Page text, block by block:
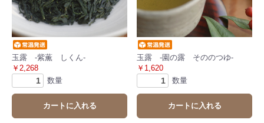
玉露 -紫薫 しくん-
￥2,268
数量
カートに入れる
玉露 -園の露 そののつゆ-
￥1,620
数量
カートに入れる